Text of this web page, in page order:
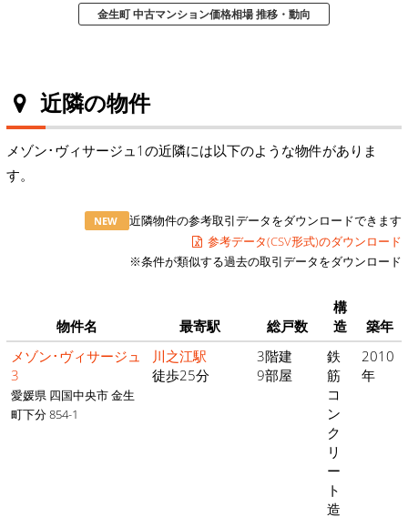
金生町 中古マンション価格相場 推移・動向
近隣の物件
メゾン･ヴィサージュ1の近隣には以下のような物件がありま
す。
NEW
近隣物件の参考取引データをダウンロードできます
参考データ(CSV形式)のダウンロード
※条件が類似する過去の取引データをダウンロード
物件名 最寄駅 総戸数
構
造
築年
メゾン･ヴィサージュ
3
愛媛県 四国中央市 金生
町下分 854-1
川之江駅
徒歩25分
3階建
9部屋
鉄
筋
コ
ン
ク
リ
ー
ト
造
2010
年